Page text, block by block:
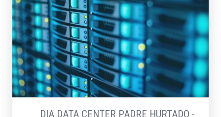
DIA DATA CENTER PADRE HURTADO -